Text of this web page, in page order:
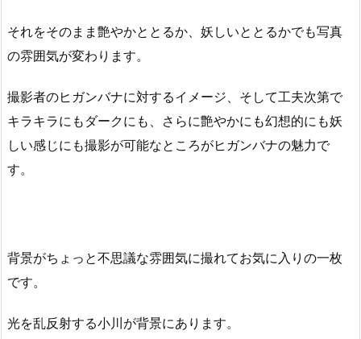
それをそのまま艶やかととるか、妖しいととるかでも写真
の雰囲気が変わります。
撮影者のヒガンバナに対するイメージ、そして工夫次第で
キラキラにもダークにも、さらに艶やかにも幻想的にも妖
しい感じにも撮影が可能なところがヒガンバナの魅力で
す。
背景がちょっと不思議な雰囲気に撮れてお気に入りの一枚
です。
光を乱反射する小川が背景にあります。